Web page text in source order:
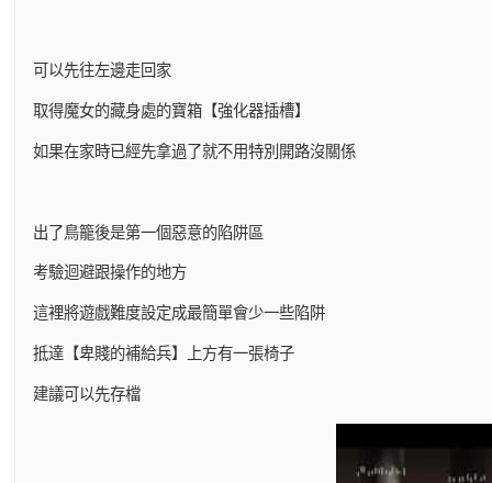
可以先往左邊走回家
取得魔女的藏身處的寶箱【強化器插槽】
如果在家時已經先拿過了就不用特別開路沒關係
出了鳥籠後是第一個惡意的陷阱區
考驗迴避跟操作的地方
這裡將遊戲難度設定成最簡單會少一些陷阱
抵達【卑賤的補給兵】上方有一張椅子
建議可以先存檔